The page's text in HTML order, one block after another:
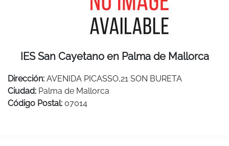
IES San Cayetano en Palma de Mallorca
Dirección: AVENIDA PICASSO,21 SON BURETA
Ciudad: Palma de Mallorca
Código Postal: 07014